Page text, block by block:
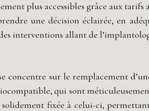
plus accessibles grâce aux
une décision éclairée, en
interventions allant de
sur le remplacement
qui sont
fixée à celui-ci,